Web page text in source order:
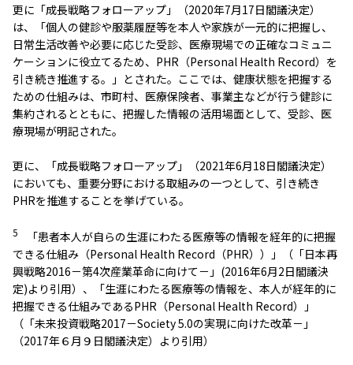
更に「成長戦略フォローアップ」（2020年7月17日閣議決定）
は、「個人の健診や服薬履歴等を本人や家族が一元的に把握し、
日常生活改善や必要に応じた受診、医療現場での正確なコミュニ
ケーションに役立てるため、PHR（Personal Health Record）を
引き続き推進する。」とされた。ここでは、健康状態を把握する
ための仕組みは、市町村、医療保険者、事業主などが行う健診に
集約されるとともに、把握した情報の活用場面として、受診、医
療現場が明記された。
更に、「成長戦略フォローアップ」（2021年6月18日閣議決定）
においても、重要分野における取組みの一つとして、引き続き
PHRを推進することを挙げている。
5
「患者本人が自らの生涯にわたる医療等の情報を経年的に把握
できる仕組み（Personal Health Record（PHR））」（「日本再
興戦略2016－第4次産業革命に向けて－」(2016年6月2日閣議決
定)より引用）、「生涯にわたる医療等の情報を、本人が経年的に
把握できる仕組みであるPHR（Personal Health Record）」
（「未来投資戦略2017－Society 5.0の実現に向けた改革－」
（2017年６月９日閣議決定）より引用）